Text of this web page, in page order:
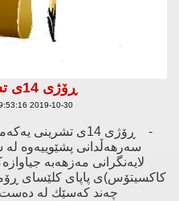
ڕۆژی 14ی تشرینی یەكەم
2019-10-30 09:53:16 پارێزگای سلێمانی
سەرهەڵدانی پشێوییەوە لە
لایەنگرانی مەزهەبە
كاكسیتۆس)ی پاپای كلێسای
چەند كەسێك لە دەست